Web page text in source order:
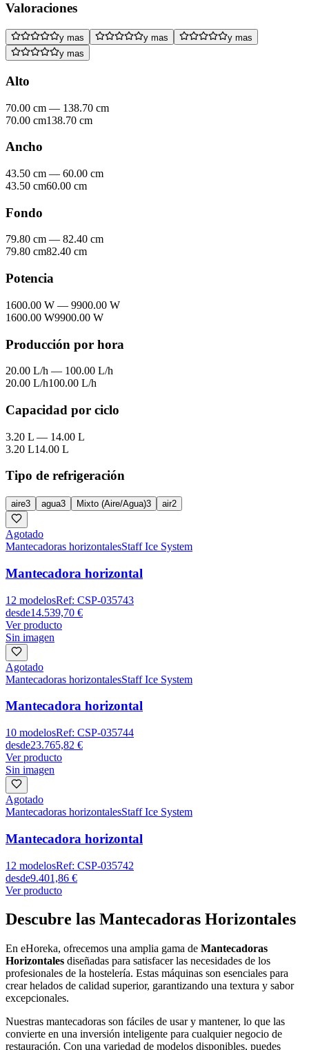
Valoraciones
y mas y mas
y mas
y mas
Alto
70.00 cm — 138.70 cm
70.00 cm138.70 cm
Ancho
43.50 cm — 60.00 cm
43.50 cm60.00 cm
Fondo
79.80 cm — 82.40 cm
79.80 cm82.40 cm
Potencia
1600.00 W — 9900.00 W
1600.00 W9900.00 W
Producción por hora
20.00 L/h — 100.00 L/h
20.00 L/h100.00 L/h
Capacidad por ciclo
3.20 L — 14.00 L
3.20 L14.00 L
Tipo de refrigeración
aire3 agua3 Mixto (Aire/Agua)3 air2
Agotado
Mantecadoras horizontalesStaff Ice System
Mantecadora horizontal
12 modelosRef: CSP-035743
desde14.539,70 €
Ver producto
Sin imagen
Agotado
Mantecadoras horizontalesStaff Ice System
Mantecadora horizontal
10 modelosRef: CSP-035744
desde23.765,82 €
Ver producto
Sin imagen
Agotado
Mantecadoras horizontalesStaff Ice System
Mantecadora horizontal
12 modelosRef: CSP-035742
desde9.401,86 €
Ver producto
Descubre las Mantecadoras Horizontales
En eHoreka, ofrecemos una amplia gama de Mantecadoras
Horizontales diseñadas para satisfacer las necesidades de los
profesionales de la hostelería. Estas máquinas son esenciales para
crear helados de calidad superior, garantizando una textura y sabor
excepcionales.
Nuestras mantecadoras son fáciles de usar y mantener, lo que las
convierte en una inversión inteligente para cualquier negocio de
restauración. Con una variedad de modelos disponibles, puedes